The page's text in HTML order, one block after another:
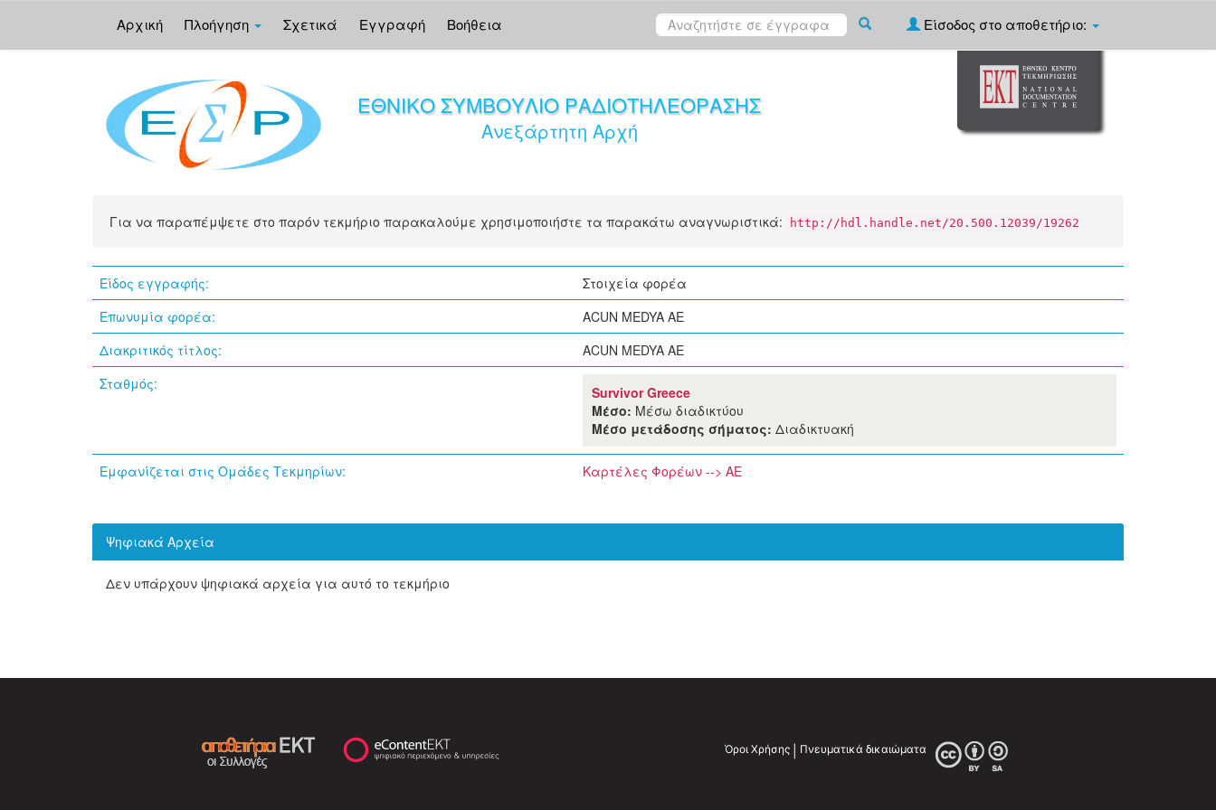
Αρχική Πλοήγηση Σχετικά Εγγραφή Βοήθεια Είσοδος στο αποθετήριο:
ΕΘΝΙΚΟ ΣΥΜΒΟΥΛΙΟ ΡΑΔΙΟΤΗΛΕΟΡΑΣΗΣ
Ανεξάρτητη Αρχή
Για να παραπέμψετε στο παρόν τεκμήριο παρακαλούμε χρησιμοποιήστε τα παρακάτω αναγνωριστικά: http://hdl.handle.net/20.500.12039/19262
Είδος εγγραφής:
Στοιχεία φορέα
Επωνυμία φορέα:
ACUN MEDYA ΑΕ
Διακριτικός τίτλος:
ACUN MEDYA ΑΕ
Σταθμός:
Survivor Greece
Μέσο: Μέσω διαδικτύου
Μέσο μετάδοσης σήματος: Διαδικτυακή
Εμφανίζεται στις Ομάδες Τεκμηρίων: Καρτέλες Φορέων --> ΑΕ
Ψηφιακά Αρχεία
Δεν υπάρχουν ψηφιακά αρχεία για αυτό το τεκμήριο